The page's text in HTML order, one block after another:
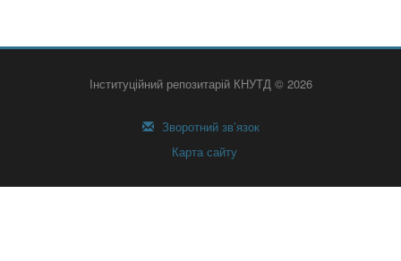
Інституційний репозитарій КНУТД © 2026
Зворотний зв’язок
Карта сайту